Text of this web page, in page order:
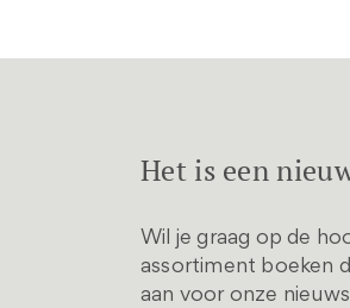
Het is een
Wil je graag op de
assortiment boeken
aan voor onze